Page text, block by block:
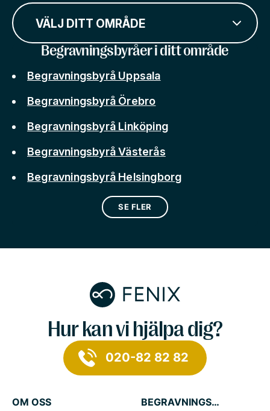
VÄLJ DITT OMRÅDE
Begravningsbyråer i ditt område
Begravningsbyrå Uppsala
Begravningsbyrå Örebro
Begravningsbyrå Linköping
Begravningsbyrå Västerås
Begravningsbyrå Helsingborg
SE FLER
Hur kan vi hjälpa dig?
020-82 82 82
OM OSS
BEGRAVNINGSTJÄNSTER